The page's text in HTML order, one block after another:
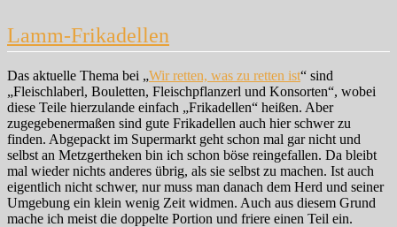
Lamm-Frikadellen
Das aktuelle Thema bei „Wir retten, was zu retten ist“ sind
„Fleischlaberl, Bouletten, Fleischpflanzerl und Konsorten“, wobei
diese Teile hierzulande einfach „Frikadellen“ heißen. Aber
zugegebenermaßen sind gute Frikadellen auch hier schwer zu
finden. Abgepackt im Supermarkt geht schon mal gar nicht und
selbst an Metzgertheken bin ich schon böse reingefallen. Da bleibt
mal wieder nichts anderes übrig, als sie selbst zu machen. Ist auch
eigentlich nicht schwer, nur muss man danach dem Herd und seiner
Umgebung ein klein wenig Zeit widmen. Auch aus diesem Grund
mache ich meist die doppelte Portion und friere einen Teil ein.